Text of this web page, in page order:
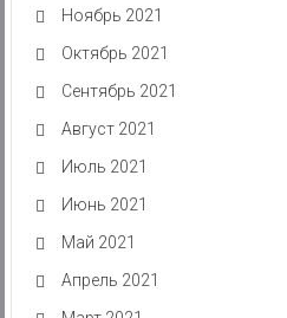
Ноябрь 2021
Октябрь 2021
Сентябрь 2021
Август 2021
Июль 2021
Июнь 2021
Май 2021
Апрель 2021